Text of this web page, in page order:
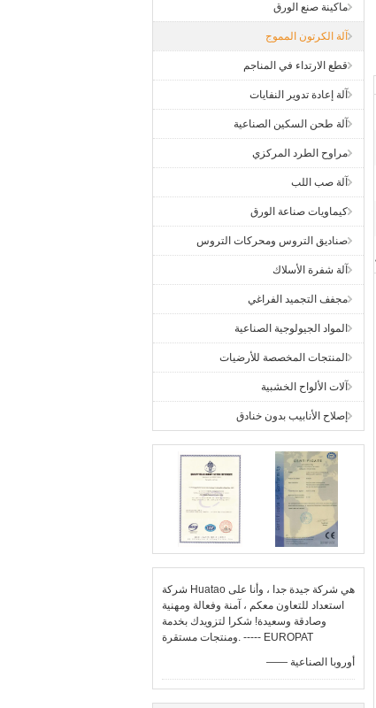
ماكينة صنع الورق
آلة الكرتون المموج
قطع الارتداء في المناجم
آلة إعادة تدوير النفايات
آلة طحن السكين الصناعية
مراوح الطرد المركزي
آلة صب اللب
كيماويات صناعة الورق
صناديق التروس ومحركات التروس
آلة شفرة الأسلاك
مجفف التجميد الفراغي
المواد الجيولوجية الصناعية
المنتجات المخصصة للأرضيات
آلات الألواح الخشبية
إصلاح الأنابيب بدون خنادق
شركة Huatao هي شركة جيدة جدا ، وأنا على
استعداد للتعاون معكم ، آمنة وفعالة ومهنية
وصادقة وسعيدة! شكرا لتزويدك بخدمة
ومنتجات مستقرة. ----- EUROPAT
—— أوروبا الصناعية